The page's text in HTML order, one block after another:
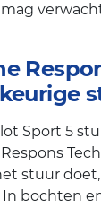
mag
Sport 5
stuur
bochten